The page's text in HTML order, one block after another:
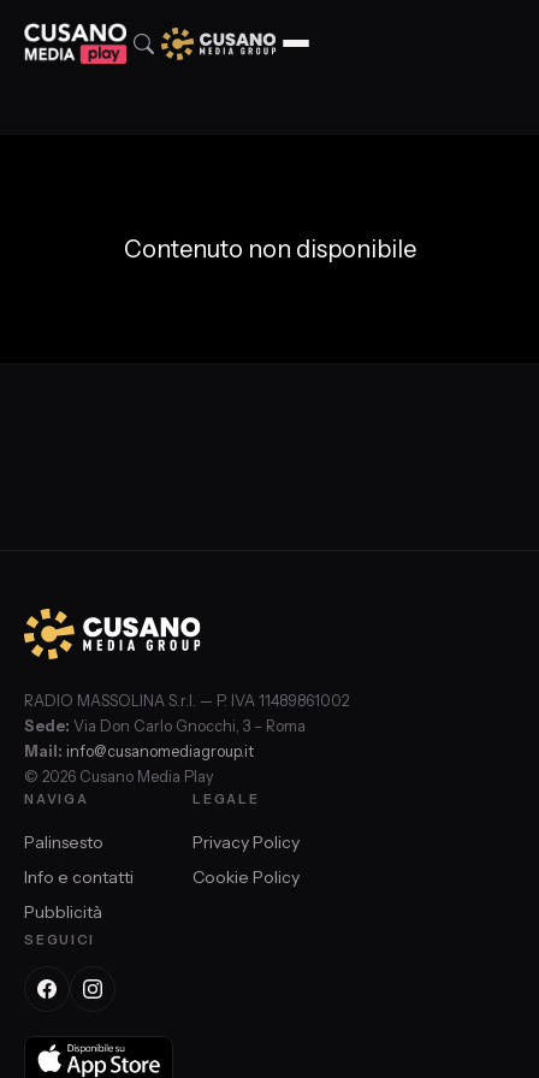
Contenuto non disponibile
RADIO MASSOLINA S.r.l. — P. IVA 11489861002
Sede: Via Don Carlo Gnocchi, 3 – Roma
Mail: info@cusanomediagroup.it
© 2026 Cusano Media Play
NAVIGA
Palinsesto
Info e contatti
Pubblicità
LEGALE
Privacy Policy
Cookie Policy
SEGUICI